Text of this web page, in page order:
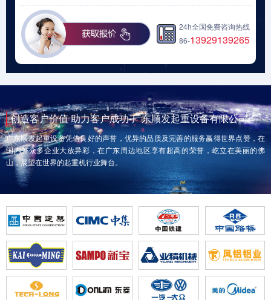
24h全国免费咨询热线
86-13929139265
创造客户价值 助力客户成功-广东顺发起重设备有限公司
广东顺发起重设备凭借良好的声誉，优异的品质及完善的服务赢得世界点赞，在
国内外众多企业大放异彩，在广东周边地区享有超高的荣誉，屹立在美丽的佛
山，展望在世界的起重机行业舞台。